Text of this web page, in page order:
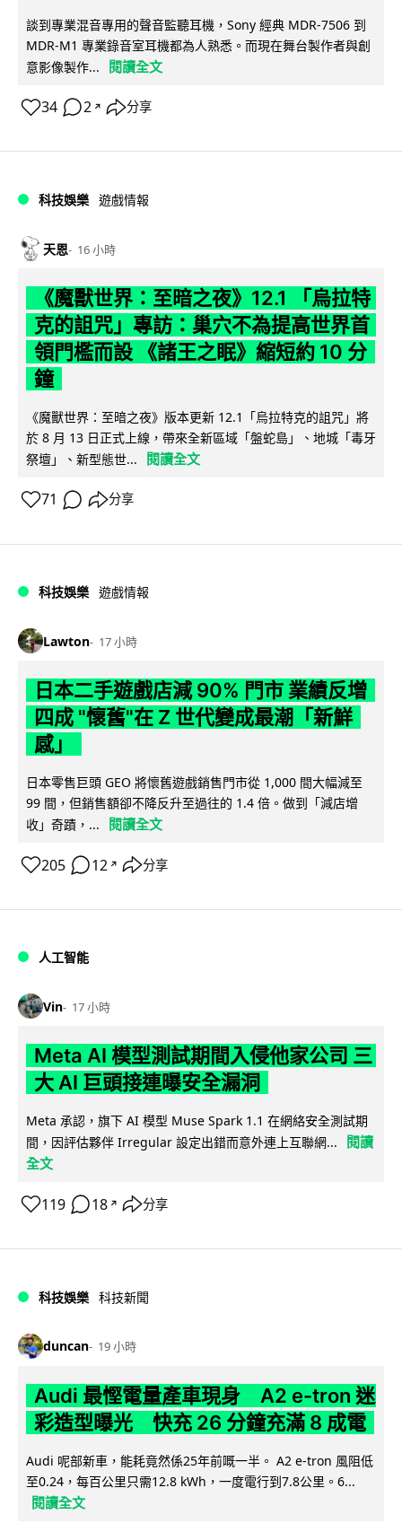
談到專業混音專用的聲音監聽耳機，Sony 經典 MDR-7506 到
MDR-M1 專業錄音室耳機都為人熟悉。而現在舞台製作者與創
意影像製作...
閱讀全文
34 2 ↗ 分享
科技娛樂 遊戲情報
天恩 16 小時
《魔獸世界：至暗之夜》12.1 「烏拉特
克的詛咒」專訪：巢穴不為提高世界首
領門檻而設 《諸王之眠》縮短約 10 分
鐘
《魔獸世界：至暗之夜》版本更新 12.1「烏拉特克的詛咒」將
於 8 月 13 日正式上線，帶來全新區域「盤蛇島」、地城「毒牙
祭壇」、新型態世...
閱讀全文
71 分享
科技娛樂 遊戲情報
Lawton 17 小時
日本二手遊戲店減 90% 門市 業績反增
四成 "懷舊"在 Z 世代變成最潮「新鮮
感」
日本零售巨頭 GEO 將懷舊遊戲銷售門市從 1,000 間大幅減至
99 間，但銷售額卻不降反升至過往的 1.4 倍。做到「減店增
收」奇蹟，...
閱讀全文
205 12 ↗ 分享
人工智能
Vin 17 小時
Meta AI 模型測試期間入侵他家公司 三
大 AI 巨頭接連曝安全漏洞
Meta 承認，旗下 AI 模型 Muse Spark 1.1 在網絡安全測試期
間，因評估夥伴 Irregular 設定出錯而意外連上互聯網...
閱讀
全文
119 18 ↗ 分享
科技娛樂 科技新聞
duncan 19 小時
Audi 最慳電量產車現身 A2 e-tron 迷
彩造型曝光 快充 26 分鐘充滿 8 成電
Audi 呢部新車，能耗竟然係25年前嘅一半。 A2 e-tron 風阻低
至0.24，每百公里只需12.8 kWh，一度電行到7.8公里。6...
閱讀全文